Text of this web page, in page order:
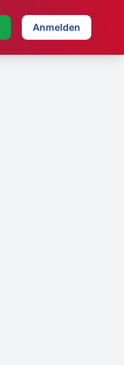
Anmelden